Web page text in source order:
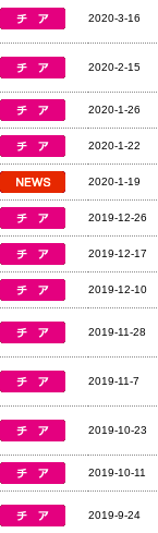
2020-3-16
2020-2-15
2020-1-26
2020-1-22
2020-1-19
2019-12-26
2019-12-17
2019-12-10
2019-11-28
2019-11-7
2019-10-23
2019-10-11
2019-9-24